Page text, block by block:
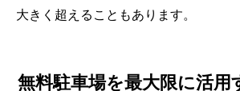
大きく超えることもあります。
無料駐車場を最大限に活用